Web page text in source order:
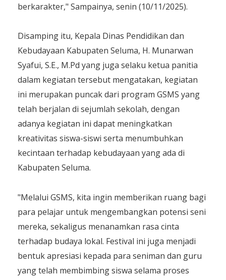
berkarakter," Sampainya, senin (10/11/2025).
Disamping itu, Kepala Dinas Pendidikan dan
Kebudayaan Kabupaten Seluma, H. Munarwan
Syafui, S.E., M.Pd yang juga selaku ketua panitia
dalam kegiatan tersebut mengatakan, kegiatan
ini merupakan puncak dari program GSMS yang
telah berjalan di sejumlah sekolah, dengan
adanya kegiatan ini dapat meningkatkan
kreativitas siswa-siswi serta menumbuhkan
kecintaan terhadap kebudayaan yang ada di
Kabupaten Seluma.
"Melalui GSMS, kita ingin memberikan ruang bagi
para pelajar untuk mengembangkan potensi seni
mereka, sekaligus menanamkan rasa cinta
terhadap budaya lokal. Festival ini juga menjadi
bentuk apresiasi kepada para seniman dan guru
yang telah membimbing siswa selama proses